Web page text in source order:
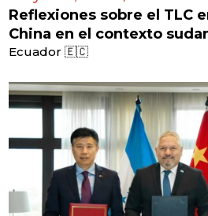
Reflexiones sobre el TLC
China en el contexto
Ecuador 🇪🇨